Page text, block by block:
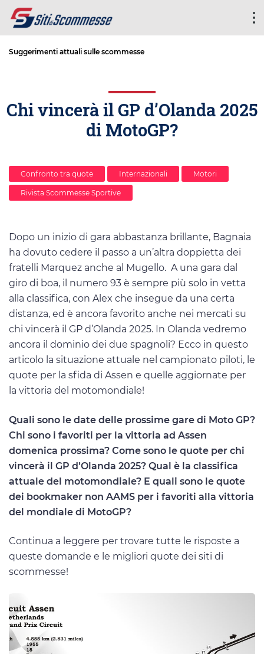
Suggerimenti attuali sulle scommesse
Chi vincerà il GP d’Olanda 2025
di MotoGP?
Confronto tra quote Internazionali Motori
Rivista Scommesse Sportive
Dopo un inizio di gara abbastanza brillante, Bagnaia
ha dovuto cedere il passo a un’altra doppietta dei
fratelli Marquez anche al Mugello. A una gara dal
giro di boa, il numero 93 è sempre più solo in vetta
alla classifica, con Alex che insegue da una certa
distanza, ed è ancora favorito anche nei mercati su
chi vincerà il GP d’Olanda 2025. In Olanda vedremo
ancora il dominio dei due spagnoli? Ecco in questo
articolo la situazione attuale nel campionato piloti, le
quote per la sfida di Assen e quelle aggiornate per
la vittoria del motomondiale!
Quali sono le date delle prossime gare di Moto GP?
Chi sono i favoriti per la vittoria ad Assen
domenica prossima? Come sono le quote per chi
vincerà il GP d’Olanda 2025? Qual è la classifica
attuale del motomondiale? E quali sono le quote
dei bookmaker non AAMS per i favoriti alla vittoria
del mondiale di MotoGP?
Continua a leggere per trovare tutte le risposte a
queste domande e le migliori quote dei siti di
scommesse!